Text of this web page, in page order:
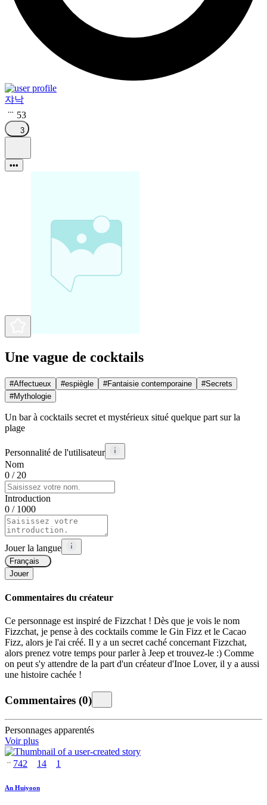
쟈낙
53
3
•••
Une vague de cocktails
#Affectueux #espiègle #Fantaisie contemporaine #Secrets
#Mythologie
Un bar à cocktails secret et mystérieux situé quelque part sur la
plage
Personnalité de l'utilisateur
Nom
0 / 20
Introduction
0 / 1000
Jouer la langue
Français
Jouer
Commentaires du créateur
Ce personnage est inspiré de Fizzchat ! Dès que je vois le nom
Fizzchat, je pense à des cocktails comme le Gin Fizz et le Cacao
Fizz, alors je l'ai créé. Il y a un secret caché concernant Fizzchat,
alors prenez votre temps pour parler à Jeep et trouvez-le :) Comme
on peut s'y attendre de la part d'un créateur d'Inoe Lover, il y a aussi
une histoire cachée !
Commentaires (0)
Personnages apparentés
Voir plus
742 14 1
An Huiyoon